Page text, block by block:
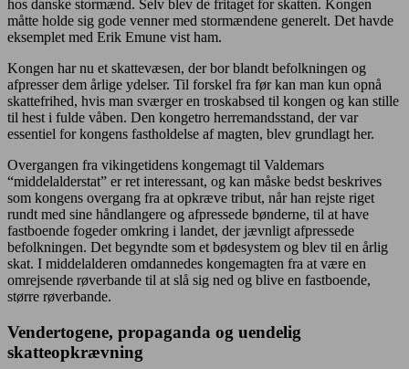
hos danske stormænd. Selv blev de fritaget for skatten. Kongen
måtte holde sig gode venner med stormændene generelt. Det havde
eksemplet med Erik Emune vist ham.
Kongen har nu et skattevæsen, der bor blandt befolkningen og
afpresser dem årlige ydelser. Til forskel fra før kan man kun opnå
skattefrihed, hvis man sværger en troskabsed til kongen og kan stille
til hest i fulde våben. Den kongetro herremandsstand, der var
essentiel for kongens fastholdelse af magten, blev grundlagt her.
Overgangen fra vikingetidens kongemagt til Valdemars
“middelalderstat” er ret interessant, og kan måske bedst beskrives
som kongens overgang fra at opkræve tribut, når han rejste riget
rundt med sine håndlangere og afpressede bønderne, til at have
fastboende fogeder omkring i landet, der jævnligt afpressede
befolkningen. Det begyndte som et bødesystem og blev til en årlig
skat. I middelalderen omdannedes kongemagten fra at være en
omrejsende røverbande til at slå sig ned og blive en fastboende,
større røverbande.
Vendertogene, propaganda og uendelig
skatteopkrævning